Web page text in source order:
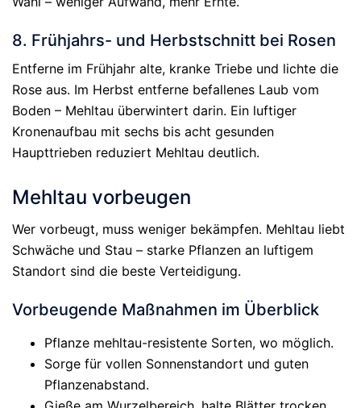
8. Frühjahrs- und Herbstschnitt bei Rosen
Entferne im Frühjahr alte, kranke Triebe und lichte die
Rose aus. Im Herbst entferne befallenes Laub vom
Boden – Mehltau überwintert darin. Ein luftiger
Kronenaufbau mit sechs bis acht gesunden
Haupttrieben reduziert Mehltau deutlich.
Mehltau vorbeugen
Wer vorbeugt, muss weniger bekämpfen. Mehltau liebt
Schwäche und Stau – starke Pflanzen an luftigem
Standort sind die beste Verteidigung.
Vorbeugende Maßnahmen im Überblick
Pflanze mehltau-resistente Sorten, wo möglich.
Sorge für vollen Sonnenstandort und guten
Pflanzenabstand.